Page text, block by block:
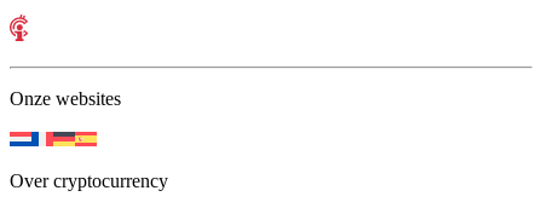
Onze websites
Over cryptocurrency